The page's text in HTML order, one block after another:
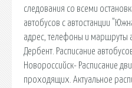
следования со всеми
автобусов c автостанции
адрес, телефоны и маршруты
Дербент. Расписание
Новороссийск- Расписание
проходящих. Актуальное